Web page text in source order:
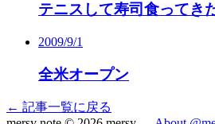
テニスして寿司食ってき
2009/9/1
全米オープン
← 記事一覧に戻る